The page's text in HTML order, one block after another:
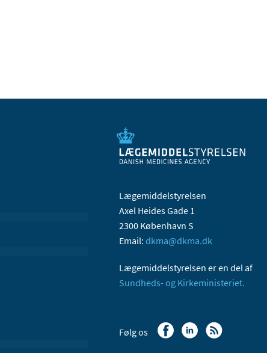
Lægemiddelstyrelsen
Axel Heides Gade 1
2300 København S
Email: dkma@dkma.dk
Lægemiddelstyrelsen er en del af
Sundheds- og Kirkeministeriet.
Følg os